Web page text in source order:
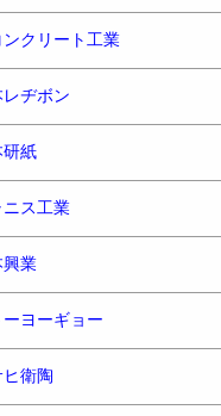
ンクリート工業
レヂボン
研紙
ニス工業
興業
ーヨーギョー
ヒ衛陶